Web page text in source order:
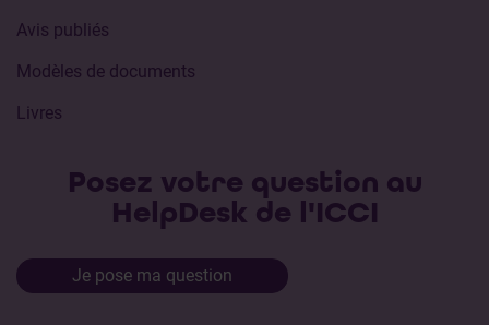
Avis publiés
Modèles de documents
Livres
Posez votre question au
HelpDesk de l'ICCI
Je pose ma question